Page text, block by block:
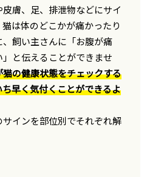
膚、足、排泄物などにサイ
は体のどこかが痛かったり
飼い主さんに「お腹が痛
と伝えることができませ
の健康状態をチェックする
早く気付くことができるよ
インを部位別でそれぞれ解